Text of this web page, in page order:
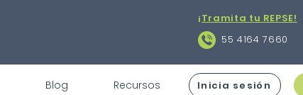
¡Tramita tu REPSE!
55 4164 7660
Blog Recursos Inicia sesión